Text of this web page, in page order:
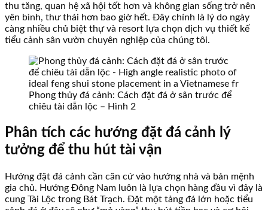
thu tăng, quan hệ xã hội tốt hơn và không gian sống trở nên
yên bình, thư thái hơn bao giờ hết. Đây chính là lý do ngày
càng nhiều chủ biệt thự và resort lựa chọn dịch vụ thiết kế
tiểu cảnh sân vườn chuyên nghiệp của chúng tôi.
Phong thủy đá cảnh: Cách đặt đá ở sân trước để
chiêu tài dẫn lộc – Hình 2
Phân tích các hướng đặt đá cảnh lý
tưởng để thu hút tài vận
Hướng đặt đá cảnh cần căn cứ vào hướng nhà và bản mệnh
gia chủ. Hướng Đông Nam luôn là lựa chọn hàng đầu vì đây là
cung Tài Lộc trong Bát Trạch. Đặt một tảng đá lớn hoặc tiểu